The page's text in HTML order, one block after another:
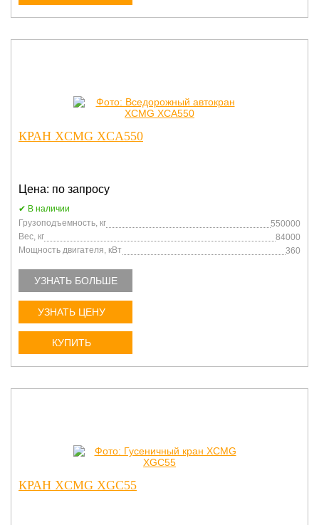
КРАН XCMG XCA550
Цена: по запросу
В наличии
Грузоподъемность, кг
550000
Вес, кг
84000
Мощность двигателя, кВт
360
УЗНАТЬ БОЛЬШЕ
УЗНАТЬ ЦЕНУ
КУПИТЬ
КРАН XCMG XGC55